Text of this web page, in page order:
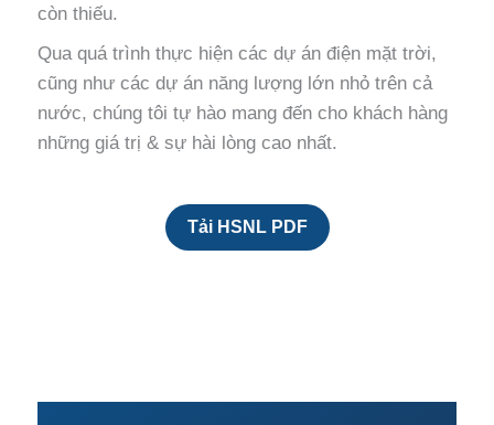
còn thiếu.
Qua quá trình thực hiện các dự án điện mặt trời,
cũng như các dự án năng lượng lớn nhỏ trên cả
nước, chúng tôi tự hào mang đến cho khách hàng
những giá trị & sự hài lòng cao nhất.
Tải HSNL PDF